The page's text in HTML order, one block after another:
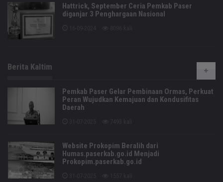
Hattrick, September Ceria Pemkab Paser
diganjar 3 Penghargaan Nasional
Berita Kaltim
Pemkab Paser Gelar Pembinaan Ormas, Perkuat
Peran Wujudkan Kemajuan dan Kondusifitas
Daerah
Website Prokopim Beralih dari
Humas.paserkab.go.id Menjadi
Prokopim.paserkab.go.id